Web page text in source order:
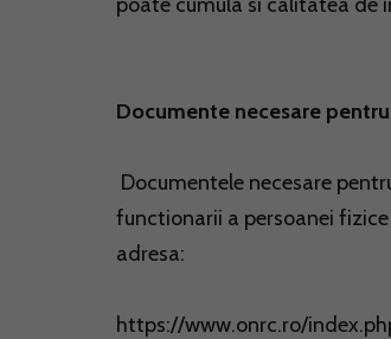
Documente necesare pentru
Documentele necesare
functionarii a persoanei
adresa:
https://www.onrc.ro/